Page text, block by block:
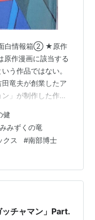
白情報箱② ★原作
原作漫画に該当する
う作品ではない。
竜夫が創業したア
」が制作した作
小学６年生」で、
掲載していた。 ★
家として「チャン
で人気を博してい
として「竜の子プ
９６４年か…
健
みみずくの竜
クス #南部博士
チャマン」Part.